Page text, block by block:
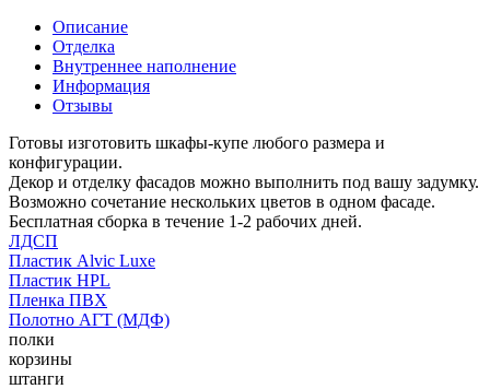
Описание
Отделка
Внутреннее наполнение
Информация
Отзывы
Готовы изготовить шкафы-купе любого размера и
конфигурации.
Декор и отделку фасадов можно выполнить под вашу задумку.
Возможно сочетание нескольких цветов в одном фасаде.
Бесплатная сборка в течение 1-2 рабочих дней.
ЛДСП
Пластик Alvic Luxe
Пластик HPL
Пленка ПВХ
Полотно АГТ (МДФ)
полки
корзины
штанги